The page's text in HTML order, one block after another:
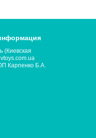
(Киевская
Карпенко Б.А.